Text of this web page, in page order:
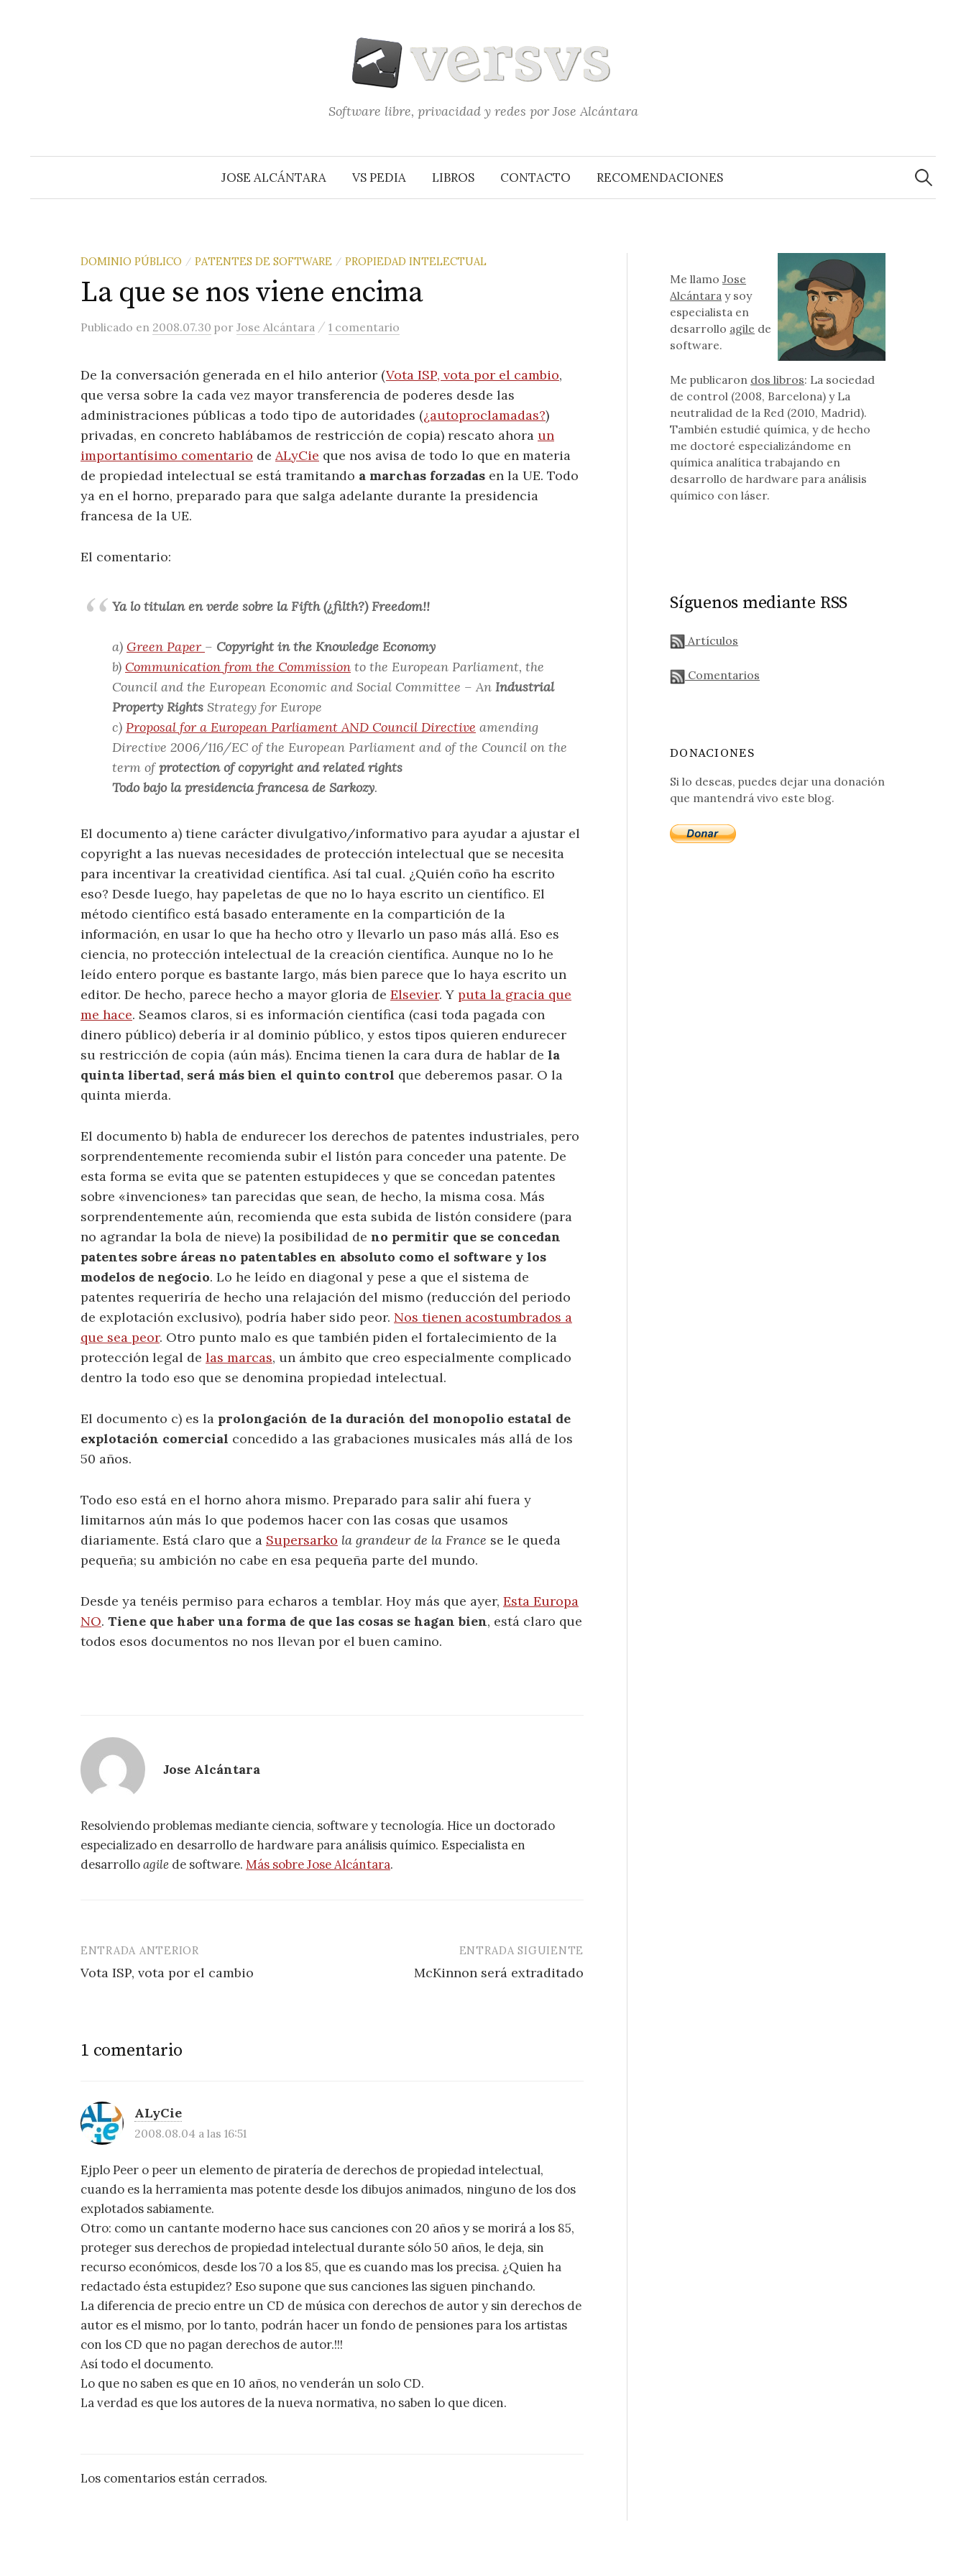
Software libre, privacidad y redes por Jose Alcántara
JOSE ALCÁNTARA VS PEDIA LIBROS CONTACTO RECOMENDACIONES
Buscar:
DOMINIO PÚBLICO / PATENTES DE SOFTWARE / PROPIEDAD INTELECTUAL
La que se nos viene encima
Publicado en 2008.07.30 por Jose Alcántara / 1 comentario
De la conversación generada en el hilo anterior (Vota ISP, vota por el cambio,
que versa sobre la cada vez mayor transferencia de poderes desde las
administraciones públicas a todo tipo de autoridades (¿autoproclamadas?)
privadas, en concreto hablábamos de restricción de copia) rescato ahora un
importantísimo comentario de ALyCie que nos avisa de todo lo que en materia
de propiedad intelectual se está tramitando a marchas forzadas en la UE. Todo
ya en el horno, preparado para que salga adelante durante la presidencia
francesa de la UE.
El comentario:
Ya lo titulan en verde sobre la Fifth (¿filth?) Freedom!!
a) Green Paper – Copyright in the Knowledge Economy
b) Communication from the Commission to the European Parliament, the
Council and the European Economic and Social Committee – An Industrial
Property Rights Strategy for Europe
c) Proposal for a European Parliament AND Council Directive amending
Directive 2006/116/EC of the European Parliament and of the Council on the
term ofprotection of copyright and related rights
Todo bajo la presidencia francesa de Sarkozy.
El documento a) tiene carácter divulgativo/informativo para ayudar a ajustar el
copyright a las nuevas necesidades de protección intelectual que se necesita
para incentivar la creatividad científica. Así tal cual. ¿Quién coño ha escrito
eso? Desde luego, hay papeletas de que no lo haya escrito un científico. El
método científico está basado enteramente en la compartición de la
información, en usar lo que ha hecho otro y llevarlo un paso más allá. Eso es
ciencia, no protección intelectual de la creación científica. Aunque no lo he
leído entero porque es bastante largo, más bien parece que lo haya escrito un
editor. De hecho, parece hecho a mayor gloria de Elsevier. Y puta la gracia que
me hace. Seamos claros, si es información científica (casi toda pagada con
dinero público) debería ir al dominio público, y estos tipos quieren endurecer
su restricción de copia (aún más). Encima tienen la cara dura de hablar de la
quinta libertad, será más bien el quinto control que deberemos pasar. O la
quinta mierda.
El documento b) habla de endurecer los derechos de patentes industriales, pero
sorprendentemente recomienda subir el listón para conceder una patente. De
esta forma se evita que se patenten estupideces y que se concedan patentes
sobre «invenciones» tan parecidas que sean, de hecho, la misma cosa. Más
sorprendentemente aún, recomienda que esta subida de listón considere (para
no agrandar la bola de nieve) la posibilidad de no permitir que se concedan
patentes sobre áreas no patentables en absoluto como el software y los
modelos de negocio. Lo he leído en diagonal y pese a que el sistema de
patentes requeriría de hecho una relajación del mismo (reducción del periodo
de explotación exclusivo), podría haber sido peor. Nos tienen acostumbrados a
que sea peor. Otro punto malo es que también piden el fortalecimiento de la
protección legal de las marcas, un ámbito que creo especialmente complicado
dentro la todo eso que se denomina propiedad intelectual.
El documento c) es la prolongación de la duración del monopolio estatal de
explotación comercial concedido a las grabaciones musicales más allá de los
50 años.
Todo eso está en el horno ahora mismo. Preparado para salir ahí fuera y
limitarnos aún más lo que podemos hacer con las cosas que usamos
diariamente. Está claro que a Supersarko la grandeur de la France se le queda
pequeña; su ambición no cabe en esa pequeña parte del mundo.
Desde ya tenéis permiso para echaros a temblar. Hoy más que ayer, Esta Europa
NO. Tiene que haber una forma de que las cosas se hagan bien, está claro que
todos esos documentos no nos llevan por el buen camino.
Jose Alcántara
Resolviendo problemas mediante ciencia, software y tecnología. Hice un doctorado
especializado en desarrollo de hardware para análisis químico. Especialista en
desarrolloagile de software. Más sobre Jose Alcántara.
Navegación
de
ENTRADA ANTERIOR
Vota ISP, vota por el cambio
ENTRADA SIGUIENTE
McKinnon será extraditado
1 comentario
ALyCie
2008.08.04 a las 16:51
Ejplo Peer o peer un elemento de piratería de derechos de propiedad intelectual,
cuando es la herramienta mas potente desde los dibujos animados, ninguno de los dos
explotados sabiamente.
Otro: como un cantante moderno hace sus canciones con 20 años y se morirá a los 85,
proteger sus derechos de propiedad intelectual durante sólo 50 años, le deja, sin
recurso económicos, desde los 70 a los 85, que es cuando mas los precisa. ¿Quien ha
redactado ésta estupidez? Eso supone que sus canciones las siguen pinchando.
La diferencia de precio entre un CD de música con derechos de autor y sin derechos de
autor es el mismo, por lo tanto, podrán hacer un fondo de pensiones para los artistas
con los CD que no pagan derechos de autor.!!!
Así todo el documento.
Lo que no saben es que en 10 años, no venderán un solo CD.
La verdad es que los autores de la nueva normativa, no saben lo que dicen.
Los comentarios están cerrados.
Me llamoJose
Alcántara y soy
especialista en
desarrollo agile de
software.
Me publicaron dos libros: La sociedad
de control (2008, Barcelona) y La
neutralidad de la Red (2010, Madrid).
También estudié química, y de hecho
me doctoré especializándome en
química analítica trabajando en
desarrollo de hardware para análisis
químico con láser.
Síguenos mediante RSS
Artículos
Comentarios
DONACIONES
Si lo deseas, puedes dejar una donación
que mantendrá vivo este blog.